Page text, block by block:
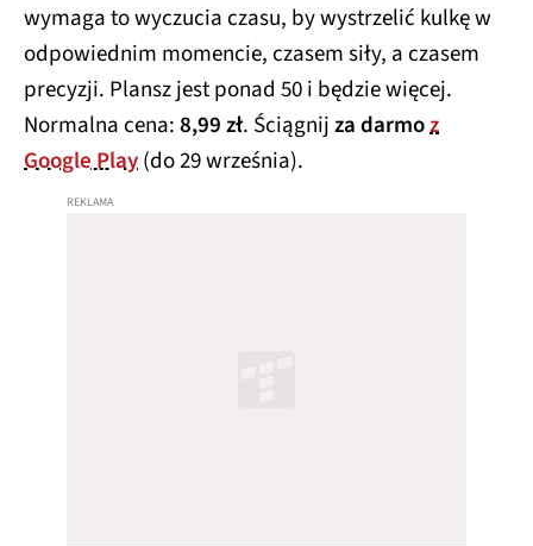
wymaga to wyczucia czasu, by wystrzelić kulkę w
odpowiednim momencie, czasem siły, a czasem
precyzji. Plansz jest ponad 50 i będzie więcej.
Normalna cena:8,99 zł. Ściągnijza darmoz
Google Play(do 29 września).